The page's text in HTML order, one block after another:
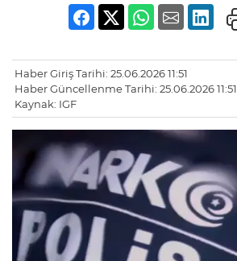
Haber Giriş Tarihi: 25.06.2026 11:51
Haber Güncellenme Tarihi: 25.06.2026 11:51
Kaynak: IGF